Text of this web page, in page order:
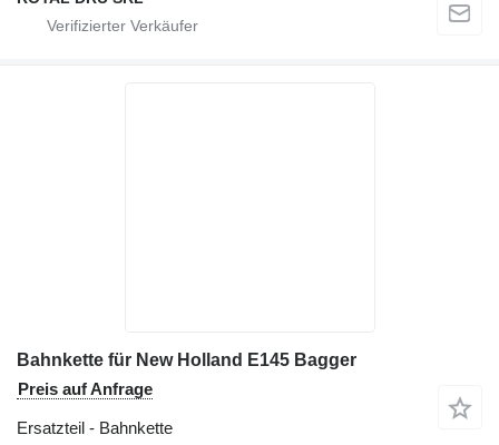
Bahnkette für New Holland E145 Bagger
Preis auf Anfrage
Ersatzteil - Bahnkette